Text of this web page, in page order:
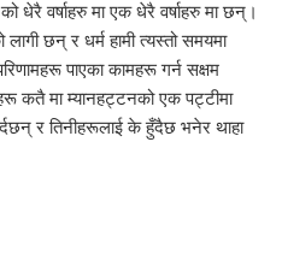
धेरै वर्षाहरु मा एक धेरै वर्षाहरु मा छन्।
छन् र धर्म हामी त्यस्तो समयमा
पाएका कामहरू गर्न सक्षम
कतै मा म्यानहट्टनको एक पट्टीमा
र तिनीहरूलाई के हुँदैछ भनेर थाहा